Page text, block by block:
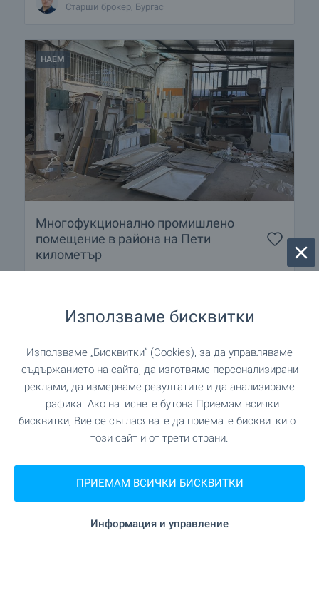
Старши брокер, Бургас
НАЕМ
Многофукционално промишлено
помещение в района на Пети
километър
(1 711,35 лв./месец)
Площ: 250 м Двор: не
Тип на имота:Промишлена сграда
Брокер, Бургас
ПРОДАЖБА
Използваме бисквитки
Използваме „Бисквитки“ (Cookies), за да управляваме
съдържанието на сайта, да изготвяме персонализирани
реклами, да измерваме резултатите и да анализираме
трафика. Ако натиснете бутона Приемам всички
бисквитки, Вие се съгласявате да приемате бисквитки от
този сайт и от трети страни.
ПРИЕМАМ ВСИЧКИ БИСКВИТКИ
Информация и управление